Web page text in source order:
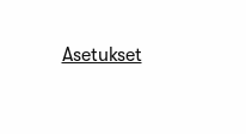
Asetukset